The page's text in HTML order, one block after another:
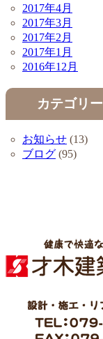
2017年4月
2017年3月
2017年2月
2017年1月
2016年12月
カテゴリー
お知らせ (13)
ブログ (95)